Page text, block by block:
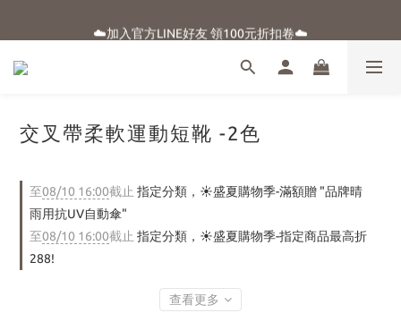
☁️加入官方LINE好友 領100元折扣卷☁️
⭐新朋友首購享優惠⭐
交叉帶柔軟運動短靴 -2色
至08/10 16:00截止 指定分類，☀️盛夏購物季-滿額贈 "品牌晴
雨用抗UV自動傘"
至08/10 16:00截止 指定分類，☀️盛夏購物季-指定商品最高折
288!
查看更多